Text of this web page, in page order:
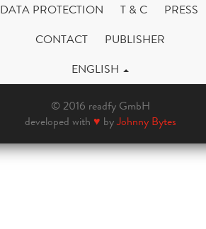
DATA PROTECTION T & C
PRESS
CONTACT
PUBLISHER
ENGLISH
© 2016 readfy GmbH
developed with ♥ byJohnny Bytes